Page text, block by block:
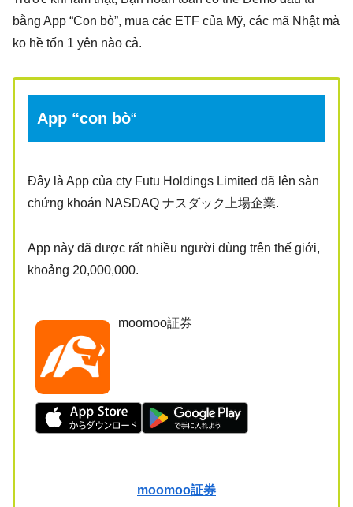
bằng App “Con bò”, mua các ETF của Mỹ, các mã Nhật mà
ko hề tốn 1 yên nào cả.
App “con bò“
Đây là App của cty Futu Holdings Limited đã lên sàn
chứng khoán NASDAQ ナスダック上場企業.
App này đã được rất nhiều người dùng trên thế giới,
khoảng 20,000,000.
moomoo証券
moomoo証券